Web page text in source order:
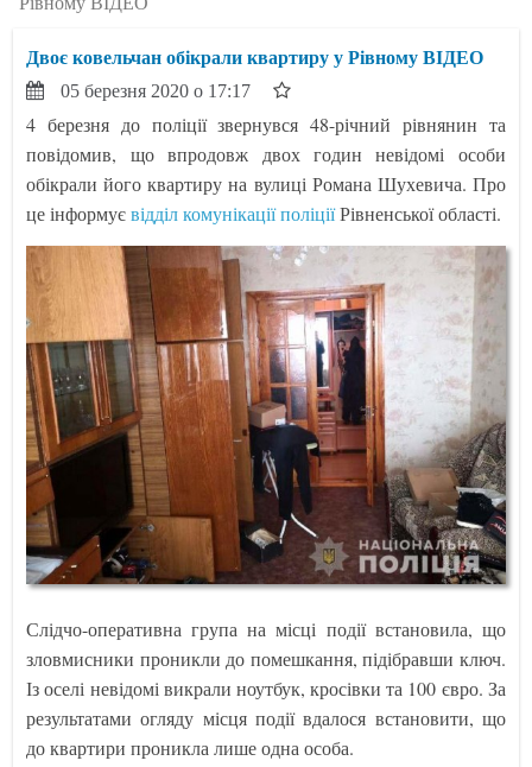
Двоє ковельчан обікрали квартиру у Рівному ВІДЕО
05 березня 2020 о 17:17
4 березня до поліції звернувся 48-річний рівнянин та
повідомив, що впродовж двох годин невідомі особи
обікрали його квартиру на вулиці Романа Шухевича. Про
це інформуєвідділ комунікації поліціїРівненської області.
Слідчо-оперативна група на місці події встановила, що
зловмисники проникли до помешкання, підібравши ключ.
Із оселі невідомі викрали ноутбук, кросівки та 100 євро. За
результатами огляду місця події вдалося встановити, що
до квартири проникла лише одна особа.